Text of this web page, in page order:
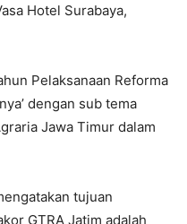
Hotel Surabaya,
Pelaksanaan Reforma
dengan sub tema
Jawa Timur dalam
tujuan
GTRA Jatim adalah